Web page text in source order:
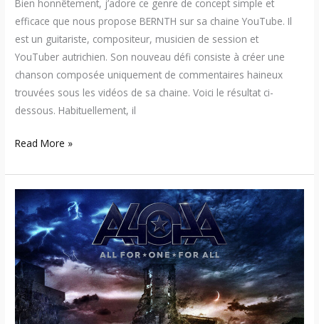
Bien honnêtement, j’adore ce genre de concept simple et
efficace que nous propose BERNTH sur sa chaine YouTube. Il
est un guitariste, compositeur, musicien de session et
YouTuber autrichien. Son nouveau défi consiste à créer une
chanson composée uniquement de commentaires haineux
trouvées sous les vidéos de sa chaine. Voici le résultat ci-
dessous. Habituellement, il
Read More »
A4O4A
–
Nouveau
single
« Fight
With
Pride »